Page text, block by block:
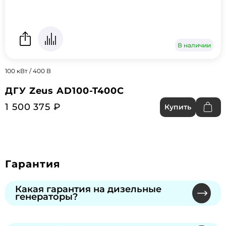
В наличии
100 кВт / 400 В
ДГУ Zeus AD100-T400C
1 500 375 ₽
Купить
Гарантия
Какая гарантия на дизельные
генераторы?